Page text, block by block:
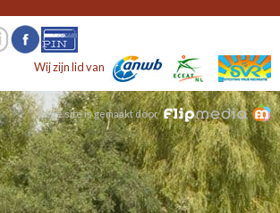
Wij zijn lid van
Deze site is gemaakt door